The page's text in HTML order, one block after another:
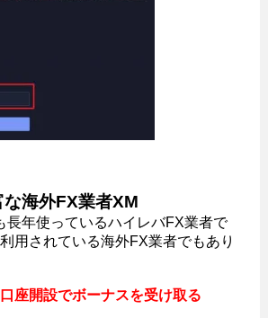
海外FX業者XM
長年使っているハイレバFX業者で
用されている海外FX業者でもあり
座開設でボーナスを受け取る